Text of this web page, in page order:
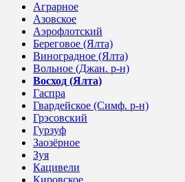
Аграрное
Азовское
Аэрофлотский
Береговое (Ялта)
Виноградное (Ялта)
Вольное (Джан. р-н)
Восход (Ялта)
Гаспра
Гвардейское (Симф. р-н)
Грэсовский
Гурзуф
Заозёрное
Зуя
Кацивели
Кировское